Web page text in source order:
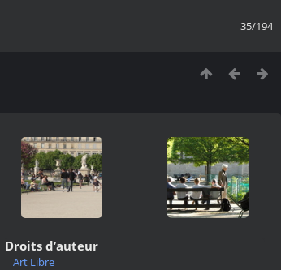
35/194
Droits d’auteur
Art Libre